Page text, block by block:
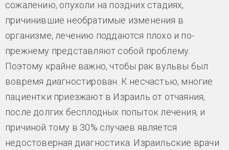
сожалению, опухоли на поздних стадиях,
причинившие необратимые изменения в
организме, лечению поддаются плохо и по-
прежнему представляют собой проблему.
Поэтому крайне важно, чтобы рак вульвы был
вовремя диагностирован. К несчастью, многие
пациентки приезжают в Израиль от отчаяния,
после долгих бесплодных попыток лечения, и
причиной тому в 30% случаев является
недостоверная диагностика. Израильские врачи